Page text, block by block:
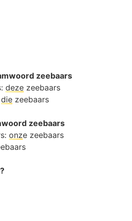
zeebaars
deze zeebaars
die zeebaars
zeebaars
onze zeebaars